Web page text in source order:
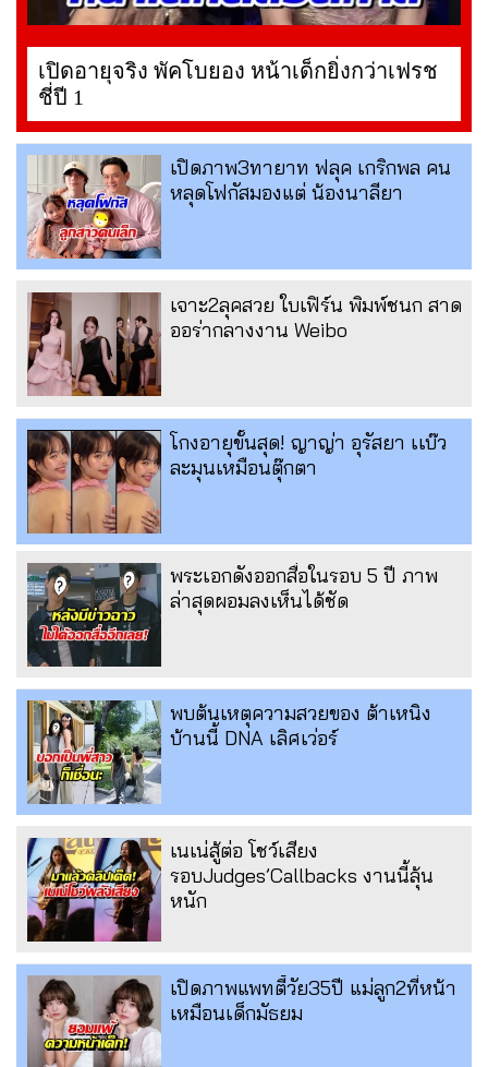
เปิดอายุจริง พัคโบยอง หน้าเด็กยิ่งกว่าเฟรช
ชี่ปี 1
เปิดภาพ3ทายาท ฟลุค เกริกพล คน
หลุดโฟกัสมองแต่ น้องนาลียา
เจาะ2ลุคสวย ใบเฟิร์น พิมพ์ชนก สาด
ออร่ากลางงาน Weibo
โกงอายุขั้นสุด! ญาญ่า อุรัสยา เเบ๊ว
ละมุนเหมือนตุ๊กตา
พระเอกดังออกสื่อในรอบ 5 ปี ภาพ
ล่าสุดผอมลงเห็นได้ชัด
พบต้นเหตุความสวยของ ต้าเหนิง
บ้านนี้ DNA เลิศเว่อร์
เนเน่สู้ต่อ โชว์เสียง
รอบJudges’Callbacks งานนี้ลุ้น
หนัก
เปิดภาพแพทตี้วัย35ปี แม่ลูก2ที่หน้า
เหมือนเด็กมัธยม